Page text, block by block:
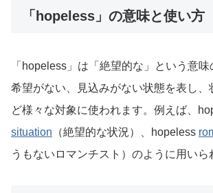
「hopeless」の意味と使い方
「hopeless」は「絶望的な」という意味
希望がない、見込みがない状態を表し、
ど様々な対象に使われます。例えば、
situation （絶望的な状況）、hopeless
うもないロマンチスト）のように用いら